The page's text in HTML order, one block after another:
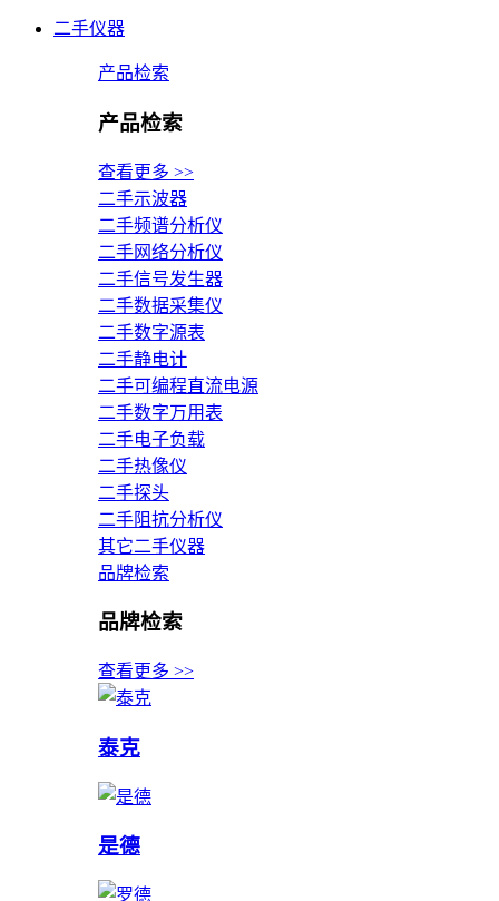
二手仪器
产品检索
产品检索
查看更多 >>
二手示波器
二手频谱分析仪
二手网络分析仪
二手信号发生器
二手数据采集仪
二手数字源表
二手静电计
二手可编程直流电源
二手数字万用表
二手电子负载
二手热像仪
二手探头
二手阻抗分析仪
其它二手仪器
品牌检索
品牌检索
查看更多 >>
泰克
是德